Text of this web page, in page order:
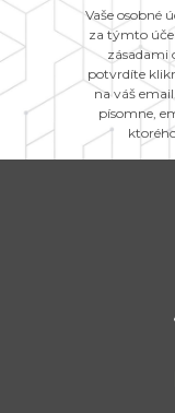
Vaše osobné
za týmto
zásadami
potvrdíte
na váš
písomne,